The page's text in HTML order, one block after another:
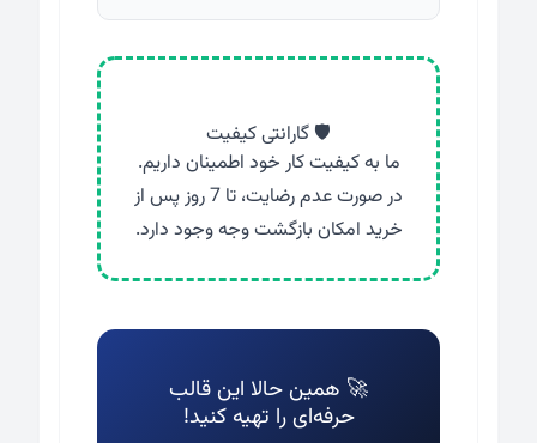
🛡️ گارانتی کیفیت
ما به کیفیت کار خود اطمینان داریم.
در صورت عدم رضایت، تا 7 روز پس از
خرید امکان بازگشت وجه وجود دارد.
🚀 همین حالا این قالب
حرفه‌ای را تهیه کنید!